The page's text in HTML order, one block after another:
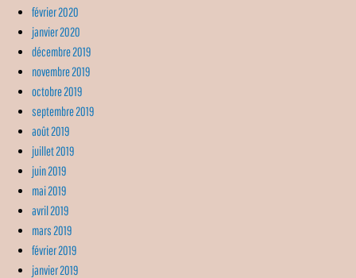
février 2020
janvier 2020
décembre 2019
novembre 2019
octobre 2019
septembre 2019
août 2019
juillet 2019
juin 2019
mai 2019
avril 2019
mars 2019
février 2019
janvier 2019